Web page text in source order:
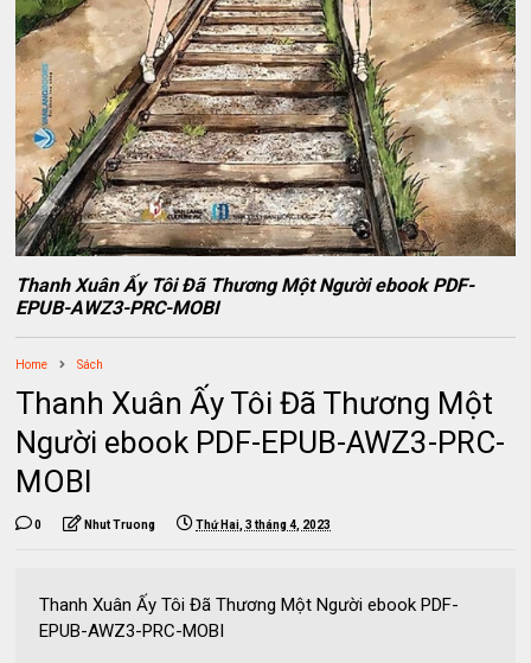
Thanh Xuân Ấy Tôi Đã Thương Một Người ebook PDF-
EPUB-AWZ3-PRC-MOBI
Home Sách
Thanh Xuân Ấy Tôi Đã Thương Một
Người ebook PDF-EPUB-AWZ3-PRC-
MOBI
0 Nhut Truong Thứ Hai, 3 tháng 4, 2023
Thanh Xuân Ấy Tôi Đã Thương Một Người ebook PDF-
EPUB-AWZ3-PRC-MOBI